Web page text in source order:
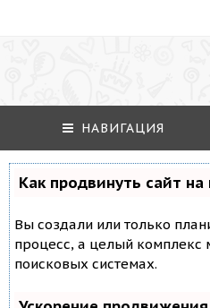
НАВИГАЦИЯ
Как продвинуть сайт
Вы создали или только
процесс, а целый комплекс
поисковых системах.